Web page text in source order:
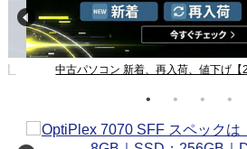
中古パソコン 新着、再入荷、値下げ【